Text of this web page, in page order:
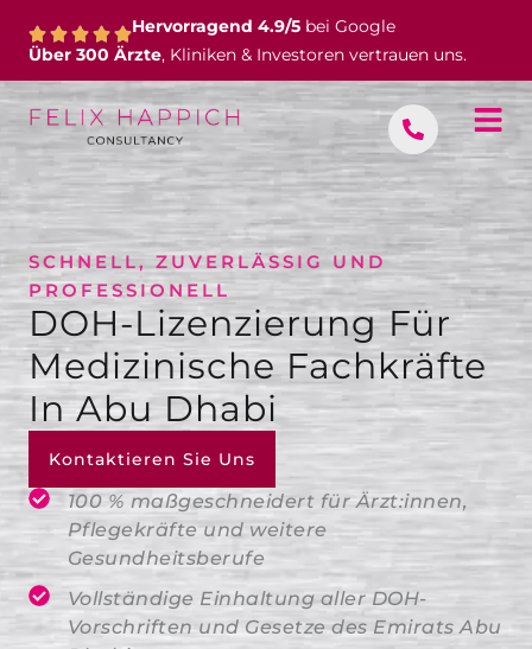
Inhalt
Hervorragend 4.9/5 bei Google
Über 300 Ärzte, Kliniken & Investoren vertrauen uns.
SCHNELL, ZUVERLÄSSIG UND
PROFESSIONELL
DOH-Lizenzierung Für
Medizinische Fachkräfte
In Abu Dhabi
Kontaktieren Sie Uns
100 % maßgeschneidert für Ärzt:innen,
Pflegekräfte und weitere
Gesundheitsberufe
Vollständige Einhaltung aller DOH-
Vorschriften und Gesetze des Emirats Abu